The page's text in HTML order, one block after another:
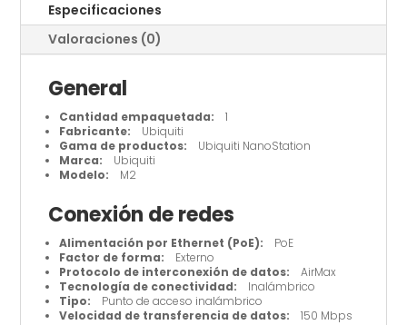
AirMax
cantidad
Especificaciones
Valoraciones (0)
General
Cantidad empaquetada: 1
Fabricante: Ubiquiti
Gama de productos: Ubiquiti NanoStation
Marca: Ubiquiti
Modelo: M2
Conexión de redes
Alimentación por Ethernet (PoE): PoE
Factor de forma: Externo
Protocolo de interconexión de datos: AirMax
Tecnología de conectividad: Inalámbrico
Tipo: Punto de acceso inalámbrico
Velocidad de transferencia de datos: 150 Mbps